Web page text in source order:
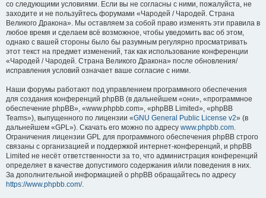
со следующими условиями. Если вы не согласны с ними, пожалуйста, не
заходите и не пользуйтесь форумами «Чародей / Чародей. Страна
Великого Дракона». Мы оставляем за собой право изменять эти правила в
любое время и сделаем всё возможное, чтобы уведомить вас об этом,
однако с вашей стороны было бы разумным регулярно просматривать
этот текст на предмет изменений, так как использование конференции
«Чародей / Чародей. Страна Великого Дракона» после обновления/
исправления условий означает ваше согласие с ними.
Наши форумы работают под управлением программного обеспечения
для создания конференций phpBB (в дальнейшем «они», «программное
обеспечение phpBB», «www.phpbb.com», «phpBB Limited», «phpBB
Teams»), выпущенного по лицензии «GNU General Public License v2» (в
дальнейшем «GPL»). Скачать его можно по адресу www.phpbb.com
Ограничения лицензии GPL для программного обеспечения phpBB строго
связаны с организацией и поддержкой интернет-конференций, и phpBB
Limited не несёт ответственности за то, что администрация конференций
определяет в качестве допустимого содержания и/или поведения в них.
За дополнительной информацией о phpBB обращайтесь по адресу
https://www.phpbb.com/.